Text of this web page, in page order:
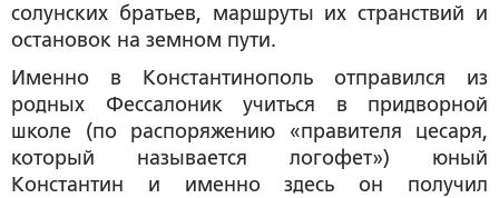
солунских братьев, маршруты их странствий и
остановок на земном пути.
Именно в Константинополь отправился из
родных Фессалоник учиться в придворной
школе (по распоряжению «правителя цесаря,
который называется логофет») юный
Константин и именно здесь он получил